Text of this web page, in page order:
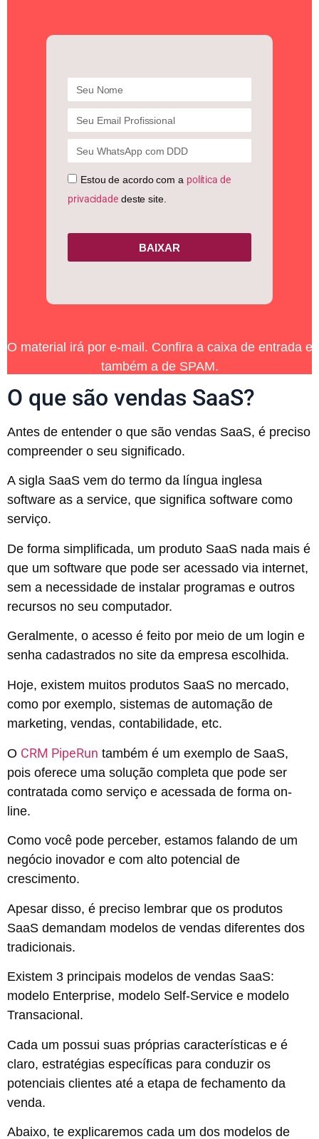
Estou de acordo com a política de
privacidadedeste site.
BAIXAR
O material irá por e-mail. Confira a caixa de entrada e
também a de SPAM.
O que são vendas SaaS?
Antes de entender o que são vendas SaaS, é preciso
compreender o seu significado.
A sigla SaaS vem do termo da língua inglesa
software as a service, que significa software como
serviço.
De forma simplificada, um produto SaaS nada mais é
que um software que pode ser acessado via internet,
sem a necessidade de instalar programas e outros
recursos no seu computador.
Geralmente, o acesso é feito por meio de um login e
senha cadastrados no site da empresa escolhida.
Hoje, existem muitos produtos SaaS no mercado,
como por exemplo, sistemas de automação de
marketing, vendas, contabilidade, etc.
O CRM PipeRun também é um exemplo de SaaS,
pois oferece uma solução completa que pode ser
contratada como serviço e acessada de forma on-
line.
Como você pode perceber, estamos falando de um
negócio inovador e com alto potencial de
crescimento.
Apesar disso, é preciso lembrar que os produtos
SaaS demandam modelos de vendas diferentes dos
tradicionais.
Existem 3 principais modelos de vendas SaaS:
modelo Enterprise, modelo Self-Service e modelo
Transacional.
Cada um possui suas próprias características e é
claro, estratégias específicas para conduzir os
potenciais clientes até a etapa de fechamento da
venda.
Abaixo, te explicaremos cada um dos modelos de